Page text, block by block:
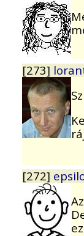
[273]
[272]